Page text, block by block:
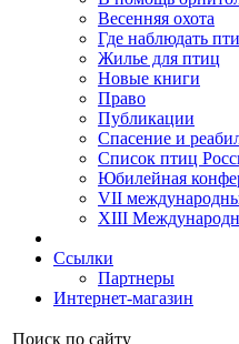
Весенняя охота
Где наблюдать
Жилье для птиц
Новые книги
Право
Публикации
Спасение и
Список птиц
Юбилейная
VII
XIII
Ссылки
Партнеры
Интернет-магазин
Поиск по сайту